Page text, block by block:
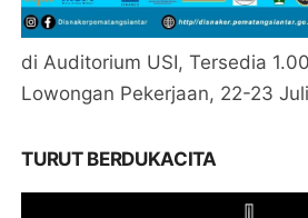
di Auditorium USI, Tersedia
Lowongan Pekerjaan, 22-23
TURUT BERDUKACITA